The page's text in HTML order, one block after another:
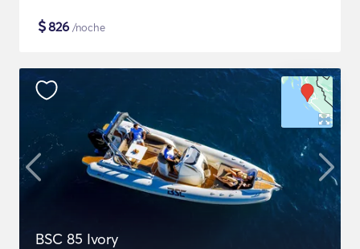
$826 /noche
BSC 85 Ivory